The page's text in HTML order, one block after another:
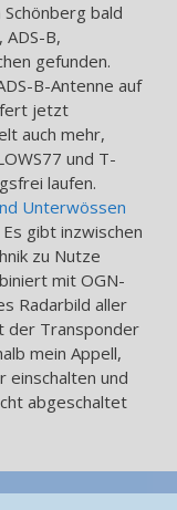
bald
B,
gefunden.
B-Antenne auf
jetzt
auch mehr,
und T-
laufen.
Unterwössen
gibt inzwischen
zu Nutze
mit OGN-
Radarbild aller
der Transponder
mein Appell,
einschalten und
abgeschaltet